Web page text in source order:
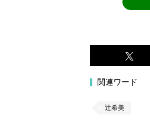
関連ワード
辻希美